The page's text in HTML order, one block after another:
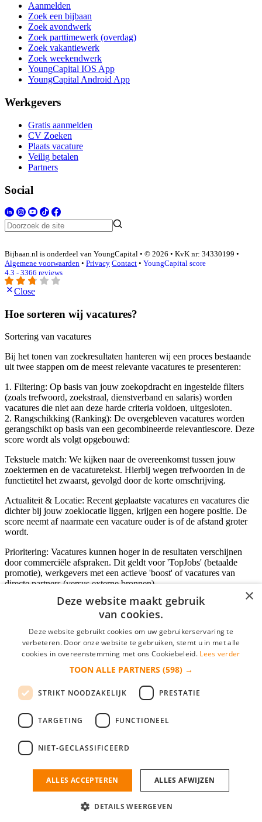
Aanmelden
Zoek een bijbaan
Zoek avondwerk
Zoek parttimewerk (overdag)
Zoek vakantiewerk
Zoek weekendwerk
YoungCapital IOS App
YoungCapital Android App
Werkgevers
Gratis aanmelden
CV Zoeken
Plaats vacature
Veilig betalen
Partners
Social
Bijbaan.nl is onderdeel van YoungCapital • © 2026 • KvK nr: 34330199 •
Algemene voorwaarden • Privacy Contact • YoungCapital score
4.3 - 3366 reviews
Close
Hoe sorteren wij vacatures?
Sortering van vacatures
Bij het tonen van zoekresultaten hanteren wij een proces bestaande
uit twee stappen om de meest relevante vacatures te presenteren:
1. Filtering: Op basis van jouw zoekopdracht en ingestelde filters
(zoals trefwoord, zoekstraal, dienstverband en salaris) worden
vacatures die niet aan deze harde criteria voldoen, uitgesloten.
2. Rangschikking (Ranking): De overgebleven vacatures worden
gerangschikt op basis van een gecombineerde relevantiescore. Deze
score wordt als volgt opgebouwd:
Tekstuele match: We kijken naar de overeenkomst tussen jouw
zoektermen en de vacaturetekst. Hierbij wegen trefwoorden in de
functietitel het zwaarst, gevolgd door de korte omschrijving.
Actualiteit & Locatie: Recent geplaatste vacatures en vacatures die
dichter bij jouw zoeklocatie liggen, krijgen een hogere positie. De
score neemt af naarmate een vacature ouder is of de afstand groter
wordt.
Prioritering: Vacatures kunnen hoger in de resultaten verschijnen
door commerciële afspraken. Dit geldt voor 'TopJobs' (betaalde
promotie), werkgevers met een actieve 'boost' of vacatures van
directe partners (versus externe bronnen).
Inloggen als bedrijf
*
login gegevens onthouden
login
Bedrijf aanmelden
nieuwe collega/werknemer zo gevonden!
×
Deze website maakt gebruik
van cookies.
Deze website gebruikt cookies om uw gebruikerservaring te
verbeteren. Door onze website te gebruiken, stemt u in met alle
cookies in overeenstemming met ons Cookiebeleid. Lees verder
TOON ALLE PARTNERS (598) →
STRIKT NOODZAKELIJK PRESTATIE
TARGETING FUNCTIONEEL
NIET-GECLASSIFICEERD
ALLES ACCEPTEREN ALLES AFWIJZEN
DETAILS WEERGEVEN